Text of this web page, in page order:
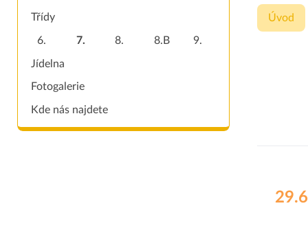
Třídy
6. 7. 8. 8.B 9.
Jídelna
Fotogalerie
Kde nás najdete
Úvod